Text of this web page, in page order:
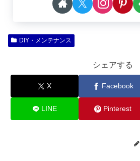
DIY・メンテナンス
シェアする
X Facebook
LINE Pinterest